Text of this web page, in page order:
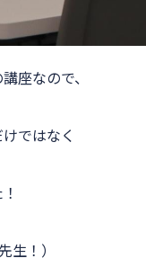
座なので、
ではなく
生！）